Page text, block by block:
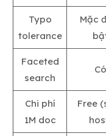
Typo
tolerance
Mặc
Faceted
search
Có
Chi phí
1M doc
Free